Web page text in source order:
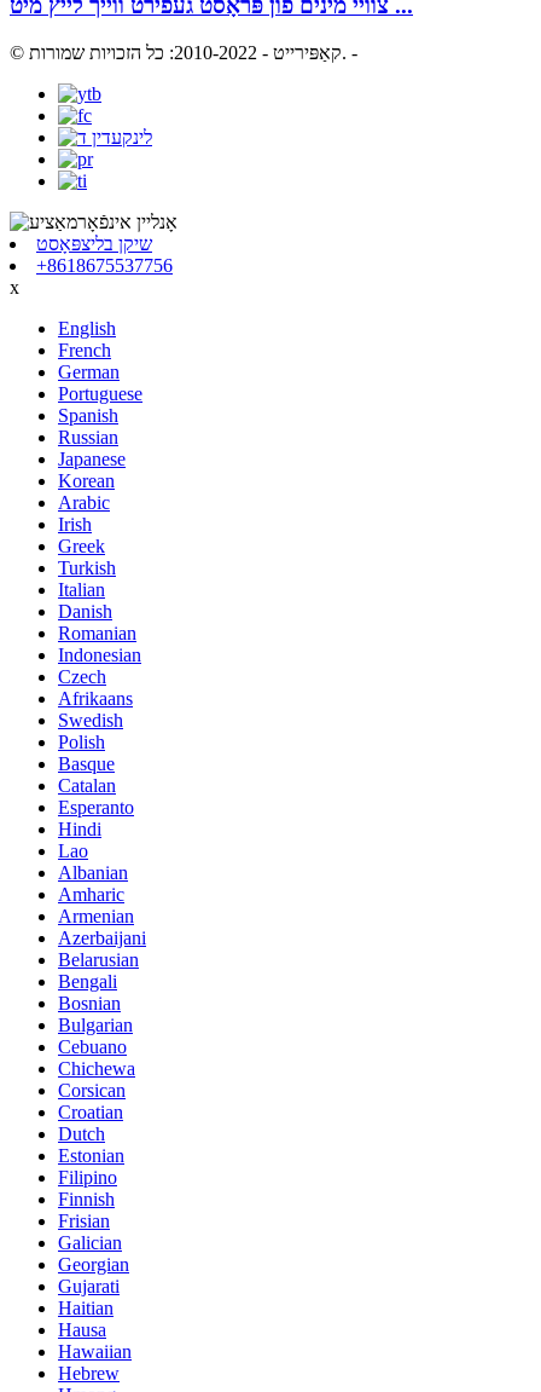
צוויי מינים פון פּראָסט געפירט ווייך לייץ מיט ...
© קאַפּירייט - 2010-2022: כל הזכויות שמורות. -
שיקן בליצפּאָסט
+8618675537756
x
English
French
German
Portuguese
Spanish
Russian
Japanese
Korean
Arabic
Irish
Greek
Turkish
Italian
Danish
Romanian
Indonesian
Czech
Afrikaans
Swedish
Polish
Basque
Catalan
Esperanto
Hindi
Lao
Albanian
Amharic
Armenian
Azerbaijani
Belarusian
Bengali
Bosnian
Bulgarian
Cebuano
Chichewa
Corsican
Croatian
Dutch
Estonian
Filipino
Finnish
Frisian
Galician
Georgian
Gujarati
Haitian
Hausa
Hawaiian
Hebrew